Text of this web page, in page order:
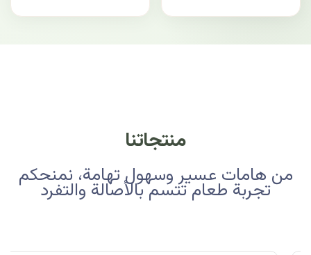
منتجاتنا
من هامات عسير وسهول تهامة، نمنحكم
تجربة طعام تتسم بالأصالة والتفرد